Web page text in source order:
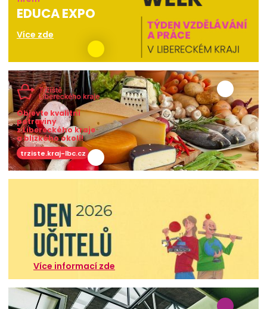
EDUCA EXPO
Více zde
Objevte kvalitní
potraviny
z Libereckého kraje
a blízkého okolí!
trziste.kraj-lbc.cz
Více informací zde